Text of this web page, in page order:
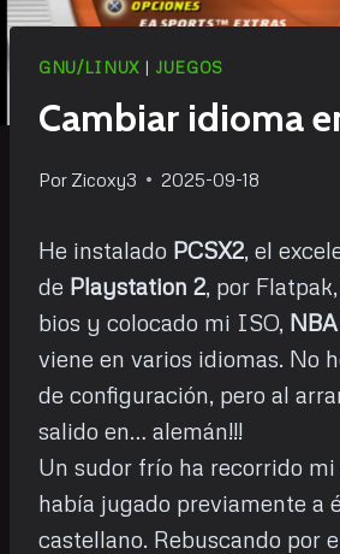
GNU/LINUX | JUEGOS
Cambiar idioma
Por Zicoxy3 2025-09-18
He instalado PCSX2, el
de Playstation 2, por
bios y colocado mi ISO,
viene en varios idiomas. No
de configuración, pero al
salido en… alemán!!!
Un sudor frío ha recorrido
había jugado previamente a
castellano. Rebuscando por